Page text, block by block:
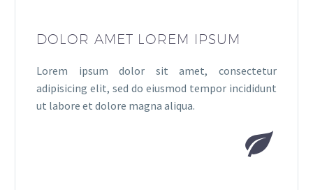
DOLOR AMET LOREM IPSUM
Lorem ipsum dolor sit amet, consectetur
adipisicing elit, sed do eiusmod tempor incididunt
ut labore et dolore magna aliqua.

